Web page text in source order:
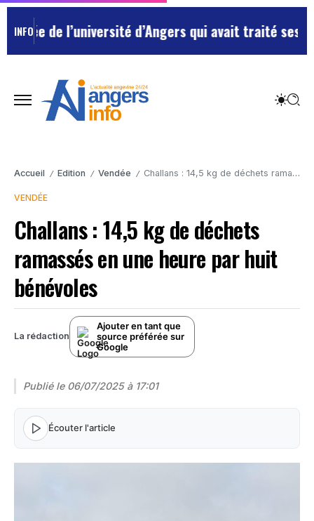
INFOde l’université d’Angers qui avait traité ses
Accueil / Edition / Vendée / Challans : 14,5 kg de déchets ramassés en une heure par huit bénévoles
VENDÉE
Challans : 14,5 kg de déchets
ramassés en une heure par huit
bénévoles
La rédaction
Ajouter en tant que
source préférée sur
Google
Publié le 06/07/2025 à 17:01
Écouter l'article